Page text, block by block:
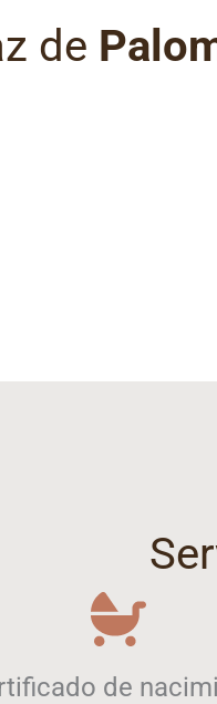
de
de